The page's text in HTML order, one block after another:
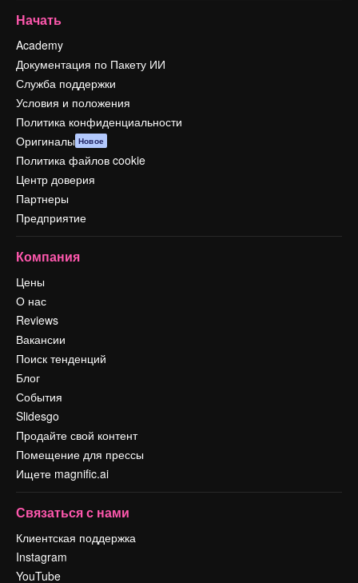
Начать
Academy
Документация по Пакету ИИ
Служба поддержки
Условия и положения
Политика конфиденциальности
Оригиналы Новое
Политика файлов cookie
Центр доверия
Партнеры
Предприятие
Компания
Цены
О нас
Reviews
Вакансии
Поиск тенденций
Блог
События
Slidesgo
Продайте свой контент
Помещение для прессы
Ищете magnific.ai
Связаться с нами
Клиентская поддержка
Instagram
YouTube